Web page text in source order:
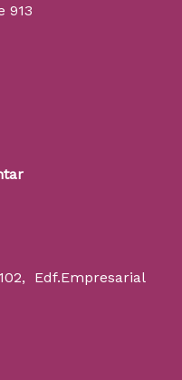
913
Edf.Empresarial